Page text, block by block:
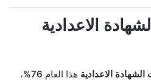
الاعدادية
الاعدادية هذا العام 76%
،